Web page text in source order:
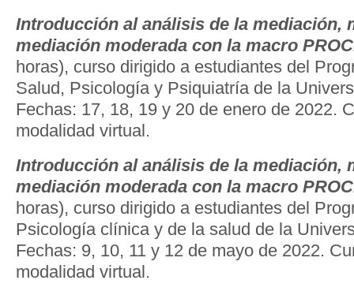
Introducción al análisis de la mediación,
mediación moderada con la macro
horas), curso dirigido a estudiantes del
Salud, Psicología y Psiquiatría de la
Fechas: 17, 18, 19 y 20 de enero de 2022.
modalidad virtual.
Introducción al análisis de la mediación,
mediación moderada con la macro
horas), curso dirigido a estudiantes del
Psicología clínica y de la salud de la
Fechas: 9, 10, 11 y 12 de mayo de 2022.
modalidad virtual.